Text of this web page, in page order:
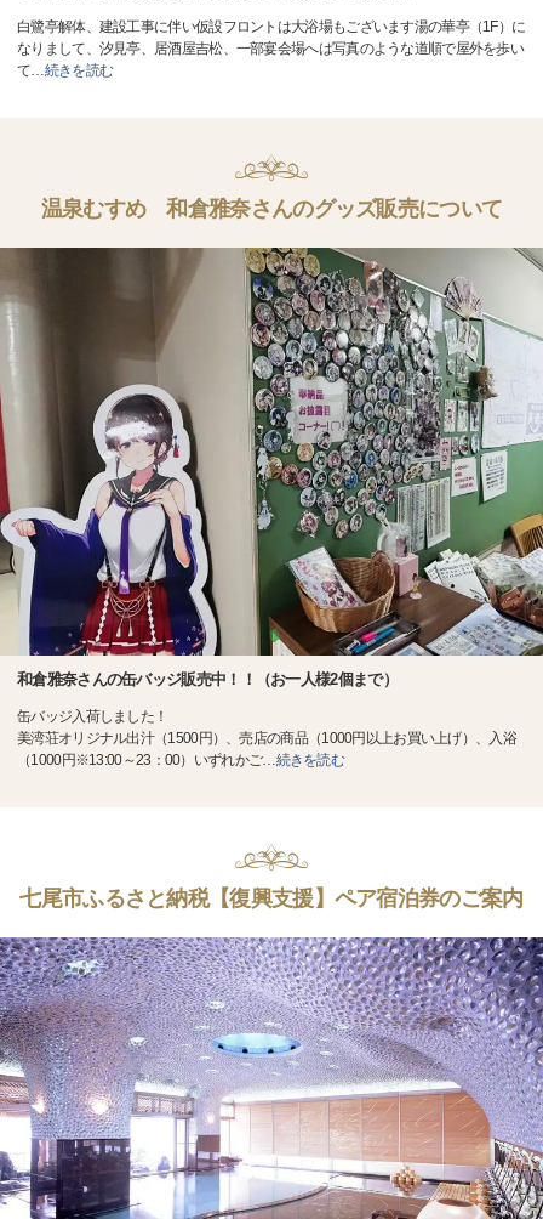
白鷺亭解体、建設工事に伴い仮設フロントは大浴場もございます湯の華亭（1F）に
なりまして、汐見亭、居酒屋吉松、一部宴会場へは写真のような道順で屋外を歩い
て…続きを読む
温泉むすめ 和倉雅奈さんのグッズ販売について
和倉雅奈さんの缶バッジ販売中！！（お一人様2個まで）
缶バッジ入荷しました！
美湾荘オリジナル出汁（1500円）、売店の商品（1000円以上お買い上げ）、入浴
（1000円※13:00～23：00）いずれかご…続きを読む
七尾市ふるさと納税【復興支援】ペア宿泊券のご案内